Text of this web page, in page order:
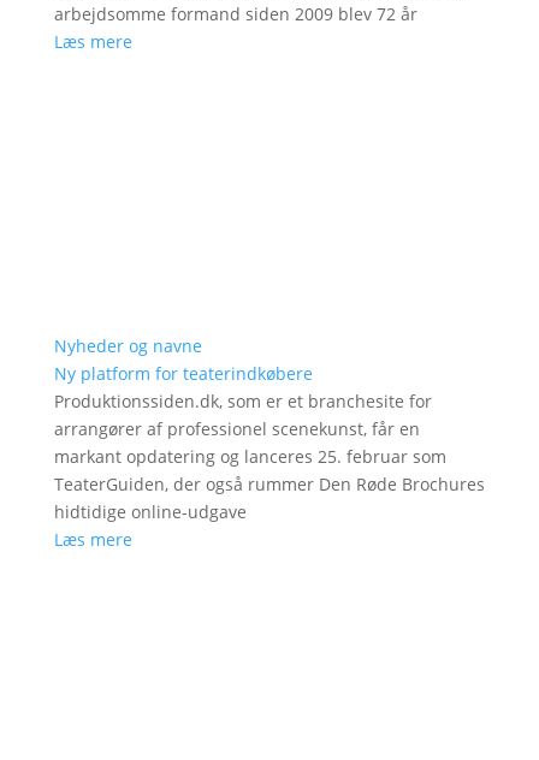
arbejdsomme formand siden 2009 blev 72 år
Læs mere
Nyheder og navne
Ny platform for teaterindkøbere
Produktionssiden.dk, som er et branchesite for
arrangører af professionel scenekunst, får en
markant opdatering og lanceres 25. februar som
TeaterGuiden, der også rummer Den Røde Brochures
hidtidige online-udgave
Læs mere